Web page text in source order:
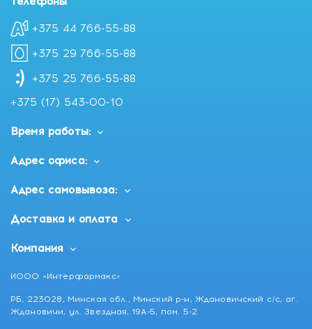
+375 44 766-55-88
+375 29 766-55-88
+375 25 766-55-88
+375 (17) 543-00-10
Время работы:
Адрес офиса:
Адрес самовывоза:
Доставка и оплата
Компания
ИООО «Интерфармакс»
РБ, 223028, Минская обл., Минский р-н, Ждановичский с/с, аг.
Ждановичи, ул. Звездная, 19А-5, пом. 5-2